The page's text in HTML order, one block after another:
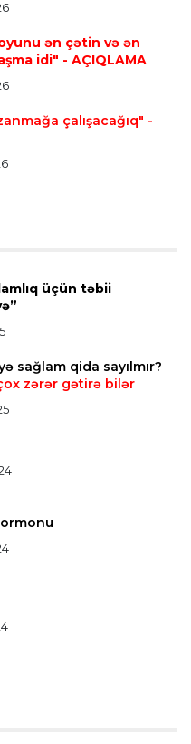
çempionatında
yarışı keçirildi
"Formula 1"də
ən çətin və ən
idi" - AÇIQLAMA
çalışacağıq" -
üçün təbii
sağlam qida sayılmır?
zərər gətirə bilər